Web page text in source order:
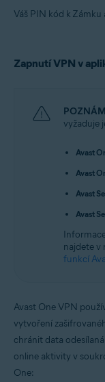
Váš PIN kód k
Zapnutí VPN v
vyžaduje
Avast
Avast
Avast
Avast
najdete v
funkcí
Avast One VPN
vytvoření
chránit data
online aktivity v
One: